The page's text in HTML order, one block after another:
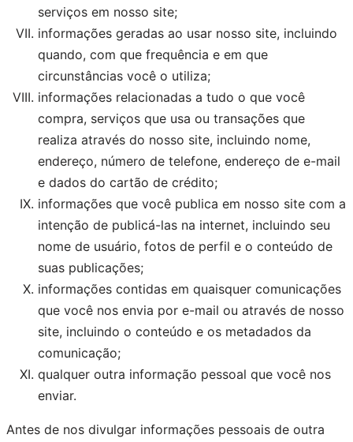
serviços em nosso site;
informações geradas ao usar nosso site, incluindo
quando, com que frequência e em que
circunstâncias você o utiliza;
informações relacionadas a tudo o que você
compra, serviços que usa ou transações que
realiza através do nosso site, incluindo nome,
endereço, número de telefone, endereço de e-mail
e dados do cartão de crédito;
informações que você publica em nosso site com a
intenção de publicá-las na internet, incluindo seu
nome de usuário, fotos de perfil e o conteúdo de
suas publicações;
informações contidas em quaisquer comunicações
que você nos envia por e-mail ou através de nosso
site, incluindo o conteúdo e os metadados da
comunicação;
qualquer outra informação pessoal que você nos
enviar.
Antes de nos divulgar informações pessoais de outra